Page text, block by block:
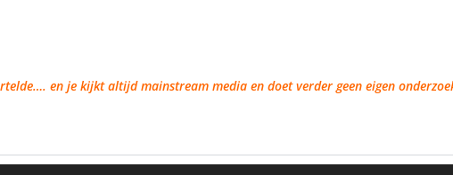
en je kijkt altijd mainstream media en doet verder geen eigen